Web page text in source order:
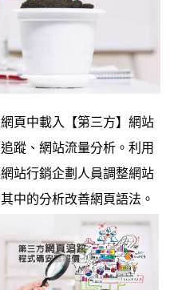
頁中載入【第三方】網站
蹤、網站流量分析。利用
站行銷企劃人員調整網站
中的分析改善網頁語法。